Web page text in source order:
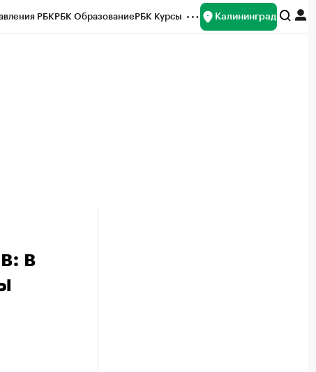
РБКРБК ОбразованиеРБК Курсы Калининград
в